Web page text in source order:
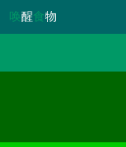
唤醒食物